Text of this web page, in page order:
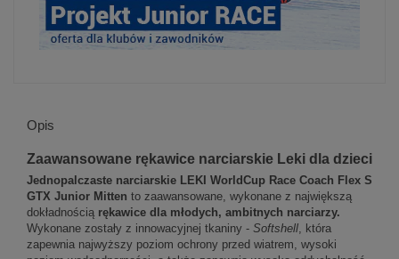
Opis
Zaawansowane rękawice narciarskie Leki dla dzieci
Jednopalczaste narciarskie LEKI WorldCup Race Coach Flex S
GTX Junior Mitten to zaawansowane, wykonane z największą
dokładnością rękawice dla młodych, ambitnych narciarzy.
Wykonane zostały z innowacyjnej tkaniny - Softshell, która
zapewnia najwyższy poziom ochrony przed wiatrem, wysoki